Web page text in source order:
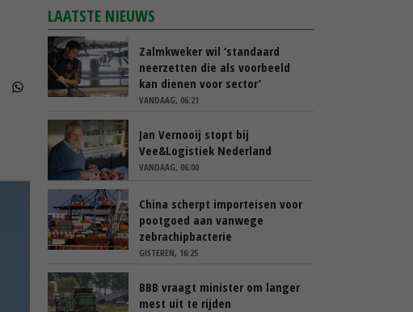
LAATSTE NIEUWS
Zalmkweker wil ‘standaard
neerzetten die als voorbeeld
kan dienen voor sector’
VANDAAG, 06:21
Jan Vernooij stopt bij
Vee&Logistiek Nederland
VANDAAG, 06:00
China scherpt importeisen voor
pootgoed aan vanwege
zebrachipbacterie
GISTEREN, 16:25
BBB vraagt minister om langer
mest uit te rijden